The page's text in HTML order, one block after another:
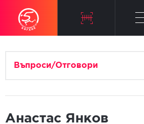
Въпроси/Отговори
Анастас Янков